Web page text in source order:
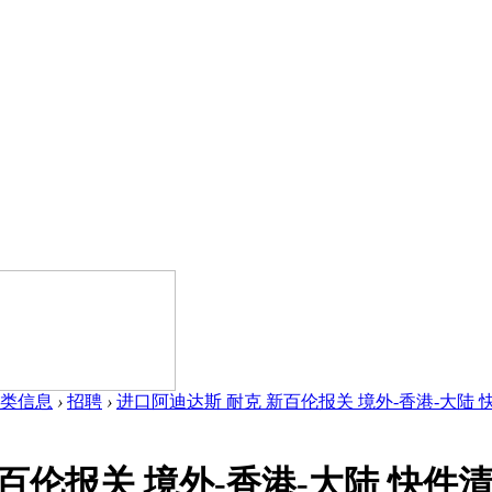
信息 › 招聘 › 进口阿迪达斯 耐克 新百伦报关 境外-香港-大陆
伦报关 境外-香港-大陆 快件